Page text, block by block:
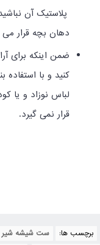
پلاستیک آن
دهان بچه قرار
ضمن اینکه برای
کنید و با
لباس نوزاد و یا
قرار نمی گیرد.
برچسب ها: ست شیشه شیر